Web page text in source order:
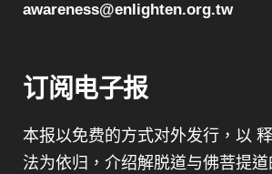
awareness@enlighten.org.tw
订阅电子报
本报以免费的方式对外发行，以
法为依归，介绍解脱道与佛菩提